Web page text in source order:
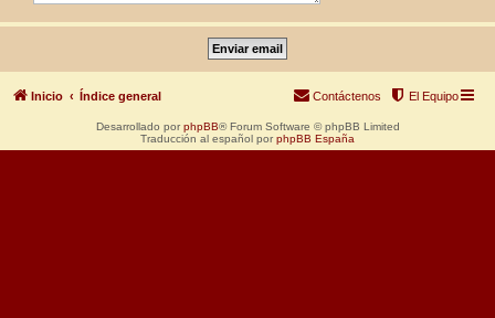
Inicio Índice general El Equipo
Contáctenos
Desarrollado por phpBB® Forum Software © phpBB Limited
Traducción al español por phpBB España